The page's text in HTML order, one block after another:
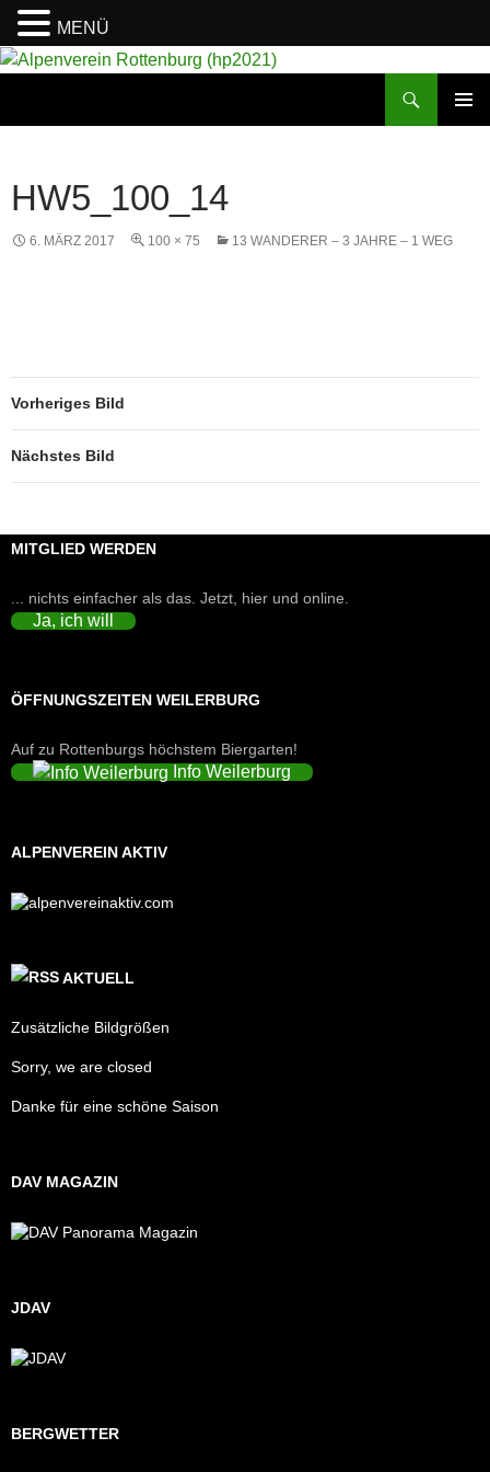
HW5_100_14
6. MÄRZ 2017 100 × 75 13 WANDERER – 3 JAHRE – 1 WEG
Vorheriges Bild
Nächstes Bild
MITGLIED WERDEN
... nichts einfacher als das. Jetzt, hier und online.
Ja, ich will
ÖFFNUNGSZEITEN WEILERBURG
Auf zu Rottenburgs höchstem Biergarten!
Info Weilerburg
ALPENVEREIN AKTIV
AKTUELL
Zusätzliche Bildgrößen
Sorry, we are closed
Danke für eine schöne Saison
DAV MAGAZIN
JDAV
BERGWETTER
MENÜ